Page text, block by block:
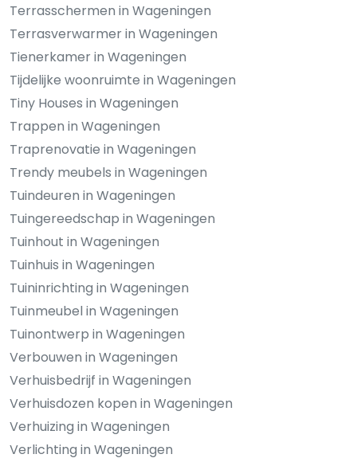
Terrasschermen in Wageningen
Terrasverwarmer in Wageningen
Tienerkamer in Wageningen
Tijdelijke woonruimte in Wageningen
Tiny Houses in Wageningen
Trappen in Wageningen
Traprenovatie in Wageningen
Trendy meubels in Wageningen
Tuindeuren in Wageningen
Tuingereedschap in Wageningen
Tuinhout in Wageningen
Tuinhuis in Wageningen
Tuininrichting in Wageningen
Tuinmeubel in Wageningen
Tuinontwerp in Wageningen
Verbouwen in Wageningen
Verhuisbedrijf in Wageningen
Verhuisdozen kopen in Wageningen
Verhuizing in Wageningen
Verlichting in Wageningen